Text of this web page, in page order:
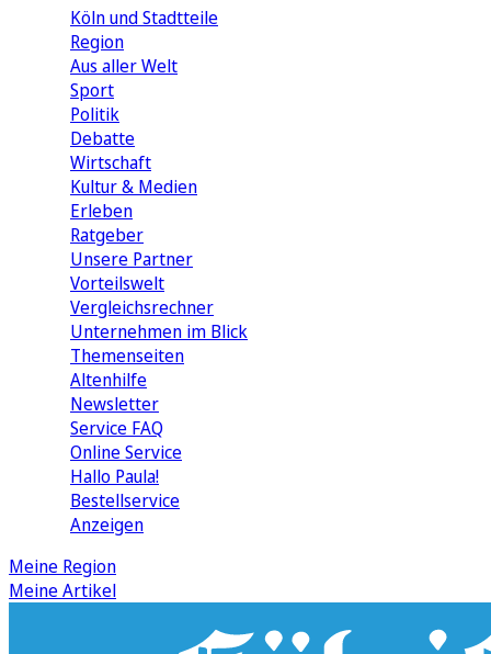
Köln und Stadtteile
Region
Aus aller Welt
Sport
Politik
Debatte
Wirtschaft
Kultur & Medien
Erleben
Ratgeber
Unsere Partner
Vorteilswelt
Vergleichsrechner
Unternehmen im Blick
Themenseiten
Altenhilfe
Newsletter
Service FAQ
Online Service
Hallo Paula!
Bestellservice
Anzeigen
Meine Region
Meine Artikel